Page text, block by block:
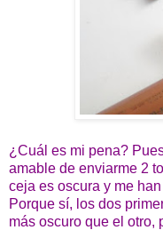
¿Cuál es mi pena?
amable de enviarme 2
ceja es oscura y me
Porque sí, los dos
más oscuro que el otro,